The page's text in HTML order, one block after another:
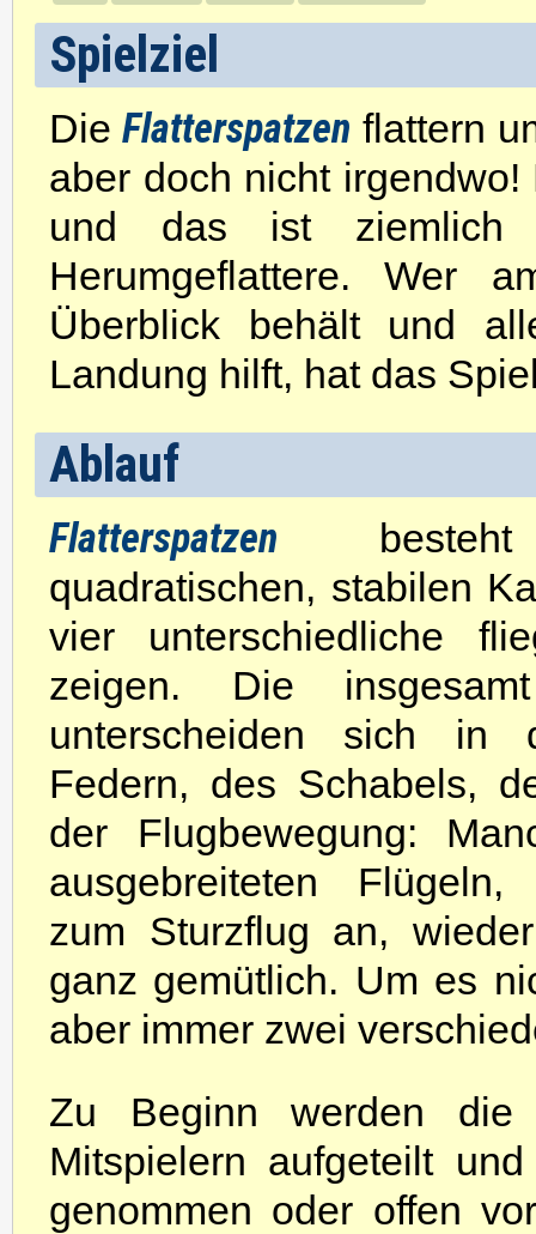
Spielziel
Die Flatterspatzen flattern
aber doch nicht
und das ist ziemlich
Herumgeflattere. Wer
Überblick behält und
Landung hilft, hat das
Ablauf
Flatterspatzen
quadratischen, stabilen
vier unterschiedliche
zeigen. Die
unterscheiden sich in
Federn, des Schabels,
der Flugbewegung:
ausgebreiteten
zum Sturzflug an,
ganz gemütlich. Um es
aber immer zwei
Zu Beginn werden die
Mitspielern aufgeteilt
genommen oder offen